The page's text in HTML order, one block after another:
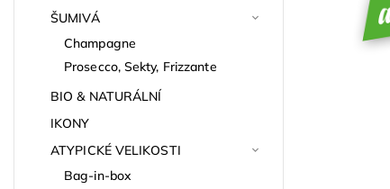
ŠUMIVÁ
Champagne
Prosecco, Sekty, Frizzante
BIO & NATURÁLNÍ
IKONY
ATYPICKÉ VELIKOSTI
Bag-in-box